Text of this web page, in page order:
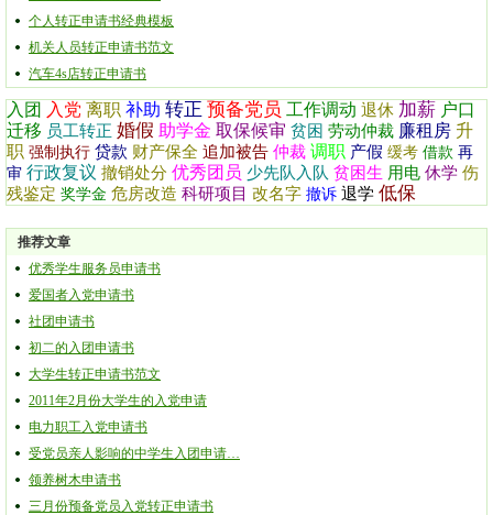
个人转正申请书经典模板
机关人员转正申请书范文
汽车4s店转正申请书
入团 入党 离职 补助 转正 预备党员 工作调动 退休 加薪 户口
迁移 员工转正 婚假 助学金 取保候审 贫困 劳动仲裁 廉租房 升
职 强制执行 贷款 财产保全 追加被告 仲裁 调职 产假 缓考 借款 再
审 行政复议 撤销处分 优秀团员 少先队入队 贫困生 用电 休学 伤
残鉴定 奖学金 危房改造 科研项目 改名字 撤诉 退学 低保
推荐文章
优秀学生服务员申请书
爱国者入党申请书
社团申请书
初二的入团申请书
大学生转正申请书范文
2011年2月份大学生的入党申请
电力职工入党申请书
受党员亲人影响的中学生入团申请…
领养树木申请书
三月份预备党员入党转正申请书